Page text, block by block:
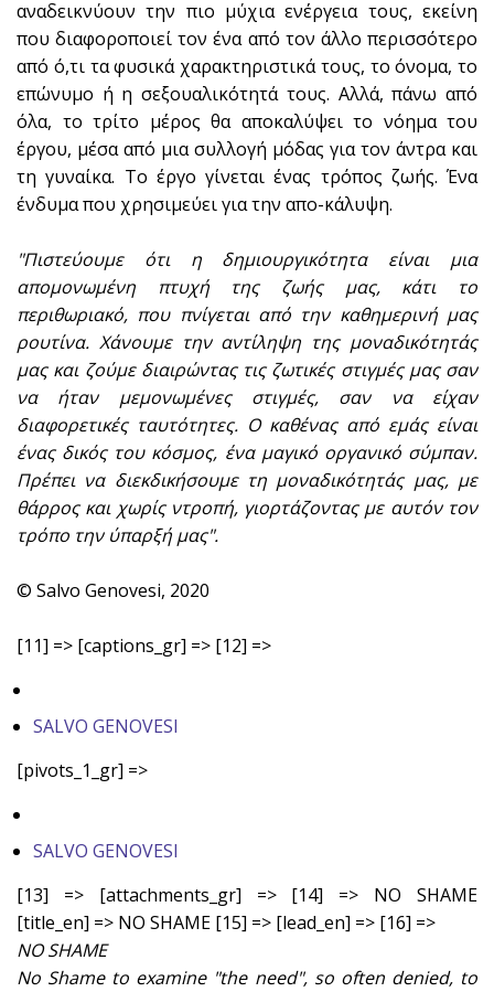
αναδεικνύουν την πιο μύχια ενέργεια τους, εκείνη
που διαφοροποιεί τον ένα από τον άλλο περισσότερο
από ό,τι τα φυσικά χαρακτηριστικά τους, το όνομα, το
επώνυμο ή η σεξουαλικότητά τους. Αλλά, πάνω από
όλα, το τρίτο μέρος θα αποκαλύψει το νόημα του
έργου, μέσα από μια συλλογή μόδας για τον άντρα και
τη γυναίκα. Το έργο γίνεται ένας τρόπος ζωής. Ένα
ένδυμα που χρησιμεύει για την απο-κάλυψη.
"Πιστεύουμε ότι η δημιουργικότητα είναι μια
απομονωμένη πτυχή της ζωής μας, κάτι το
περιθωριακό, που πνίγεται από την καθημερινή μας
ρουτίνα. Χάνουμε την αντίληψη της μοναδικότητάς
μας και ζούμε διαιρώντας τις ζωτικές στιγμές μας σαν
να ήταν μεμονωμένες στιγμές, σαν να είχαν
διαφορετικές ταυτότητες. Ο καθένας από εμάς είναι
ένας δικός του κόσμος, ένα μαγικό οργανικό σύμπαν.
Πρέπει να διεκδικήσουμε τη μοναδικότητάς μας, με
θάρρος και χωρίς ντροπή, γιορτάζοντας με αυτόν τον
τρόπο την ύπαρξή μας".
© Salvo Genovesi, 2020
[11] => [captions_gr] => [12] =>
SALVO GENOVESI
[pivots_1_gr] =>
SALVO GENOVESI
[13] => [attachments_gr] => [14] => NO SHAME
[title_en] => NO SHAME [15] => [lead_en] => [16] =>
NO SHAME
No Shame to examine "the need", so often denied, to